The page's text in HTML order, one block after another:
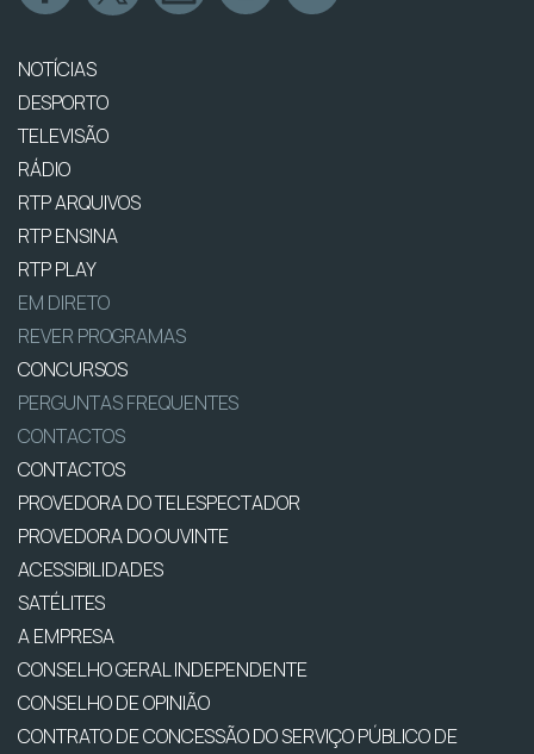
NOTÍCIAS
DESPORTO
TELEVISÃO
RÁDIO
RTP ARQUIVOS
RTP ENSINA
RTP PLAY
EM DIRETO
REVER PROGRAMAS
CONCURSOS
PERGUNTAS FREQUENTES
CONTACTOS
CONTACTOS
PROVEDORA DO TELESPECTADOR
PROVEDORA DO OUVINTE
ACESSIBILIDADES
SATÉLITES
A EMPRESA
CONSELHO GERAL INDEPENDENTE
CONSELHO DE OPINIÃO
CONTRATO DE CONCESSÃO DO SERVIÇO PÚBLICO DE